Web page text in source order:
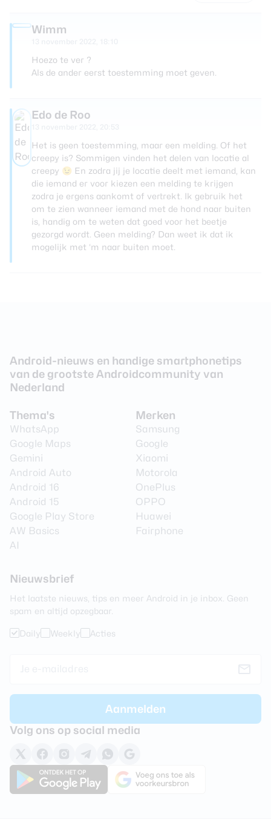
Wimm
Hoezo te ver ?
Als de ander eerst toestemming moet geven.
Edo de Roo
Het is geen toestemming, maar een melding. Of het
creepy is? Sommigen vinden het delen van locatie al
creepy 😉 En zodra jij je locatie deelt met iemand, kan
die iemand er voor kiezen een melding te krijgen
zodra je ergens aankomt of vertrekt. Ik gebruik het
om te zien wanneer iemand met de hond naar buiten
is, handig om te weten dat goed voor het beetje
gezorgd wordt. Geen melding? Dan weet ik dat ik
mogelijk met ‘m naar buiten moet.
Android-nieuws en handige smartphonetips
van de grootste Androidcommunity van
Nederland
Thema's
WhatsApp
Google Maps
Gemini
Android Auto
Android 16
Android 15
Google Play Store
AW Basics
AI
Merken
Samsung
Google
Xiaomi
Motorola
OnePlus
OPPO
Huawei
Fairphone
Nieuwsbrief
Het laatste nieuws, tips en meer Android in je inbox. Geen
spam en altijd opzegbaar.
Daily Weekly Acties
Volg ons op social media